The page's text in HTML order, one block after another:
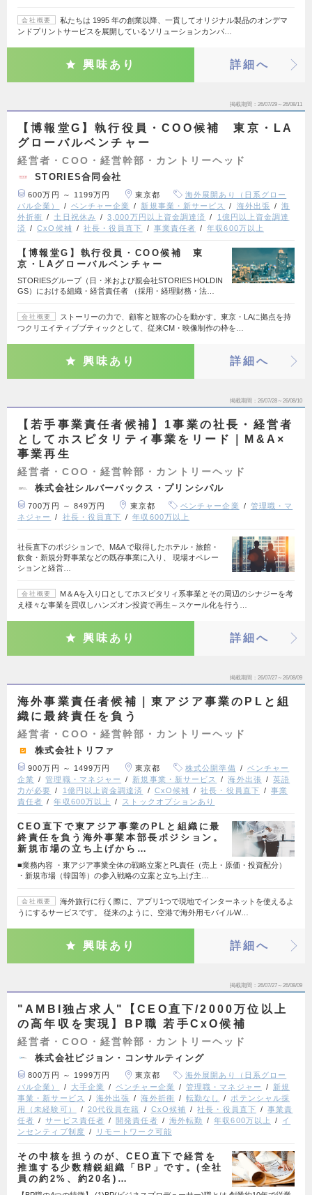
会社概要
私たちは 1995 年の創業以降、一貫してオリジナル製品のオンデマ
ンドプリントサービスを展開しているソリューションカンパ…
興味あり 詳細へ
掲載期間 26/07/29～26/08/11
【博報堂G】執行役員・COO候補 東京・LA
グローバルベンチャー
経営者・COO・経営幹部・カントリーヘッド
STORIES合同会社
600万円 ～ 1199万円 東京都
海外展開あり（日系グロー
バル企業）
ベンチャー企業 新規事業・新サービス 海外出張
海
外折衝
土日祝休み 3,000万円以上資金調達済
1億円以上資金調達
済
CxO候補 社長・役員直下 事業責任者 年収600万以上
【博報堂G】執行役員・COO候補 東
京・LAグローバルベンチャー
STORIESグループ（日・米および親会社STORIES HOLDIN
GS）における組織・経営責任者 （採用・経理財務・法…
会社概要
ストーリーの力で、顧客と観客の心を動かす。東京・LAに拠点を持
つクリエイティブブティックとして、従来CM・映像制作の枠を…
興味あり 詳細へ
掲載期間 26/07/28～26/08/10
【若手事業責任者候補】1事業の社長・経営者
としてホスピタリティ事業をリード｜M&A×
事業再生
経営者・COO・経営幹部・カントリーヘッド
株式会社シルバーバックス・プリンシパル
700万円 ～ 849万円 東京都 ベンチャー企業
管理職・マ
ネジャー
社長・役員直下 年収600万以上
社長直下のポジションで、M&A で取得したホテル・旅館・
飲食・新規分野事業などの既存事業に入り、 現場オペレー
ションと経営…
会社概要
M＆Aを入り口としてホスピタリィ系事業とその周辺のシナジーを考
え様々な事業を買収しハンズオン投資で再生～スケール化を行う…
興味あり 詳細へ
掲載期間 26/07/27～26/08/09
海外事業責任者候補｜東アジア事業のPLと組
織に最終責任を負う
経営者・COO・経営幹部・カントリーヘッド
株式会社トリファ
900万円 ～ 1499万円 東京都 株式公開準備
ベンチャー
企業
管理職・マネジャー 新規事業・新サービス 海外出張
英語
力が必要
1億円以上資金調達済 CxO候補 社長・役員直下
事業
責任者
年収600万以上 ストックオプションあり
CEO直下で東アジア事業のPLと組織に最
終責任を負う海外事業本部長ポジション。
新規市場の立ち上げから…
■業務内容 ・東アジア事業全体の戦略立案とPL責任（売上・原価・投資配分）
・新規市場（韓国等）の参入戦略の立案と立ち上げ主…
会社概要
海外旅行に行く際に、アプリ1つで現地でインターネットを使えるよ
うにするサービスです。 従来のように、空港で海外用モバイルW…
興味あり 詳細へ
掲載期間 26/07/27～26/08/09
"AMBI独占求人"【CEO直下/2000万位以上
の高年収を実現】BP職 若手CxO候補
経営者・COO・経営幹部・カントリーヘッド
株式会社ビジョン・コンサルティング
800万円 ～ 1999万円 東京都
海外展開あり（日系グロー
バル企業）
大手企業 ベンチャー企業 管理職・マネジャー
新規
事業・新サービス
海外出張 海外折衝 転勤なし
ポテンシャル採
用（未経験可）
20代役員在籍 CxO候補 社長・役員直下
事業責
任者
サービス責任者 開発責任者 海外転勤 年収600万以上
イ
ンセンティブ制度
リモートワーク可能
その中核を担うのが、CEO直下で経営を
推進する少数精鋭組織「BP」です。(全社
員の約2%、約20名)…